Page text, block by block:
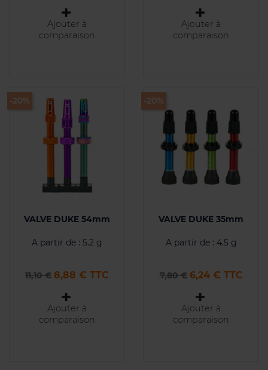
Ajouter à
comparaison
Ajouter à
comparaison
VALVE DUKE 54mm
A partir de : 5.2 g
Prix de base
11,10 € Prix
8,88 € TTC
Ajouter à
comparaison
-20%
VALVE DUKE 35mm
A partir de : 4.5 g
Prix de base
7,80 € Prix
6,24 € TTC
Ajouter à
comparaison
-20%